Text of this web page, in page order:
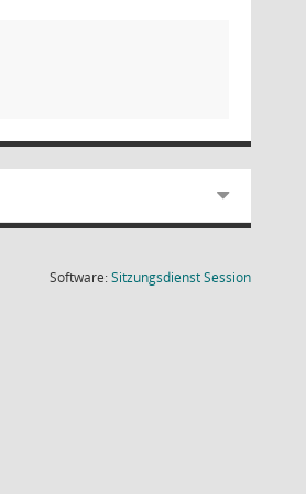
Software:SitzungsdienstSession(Wird in